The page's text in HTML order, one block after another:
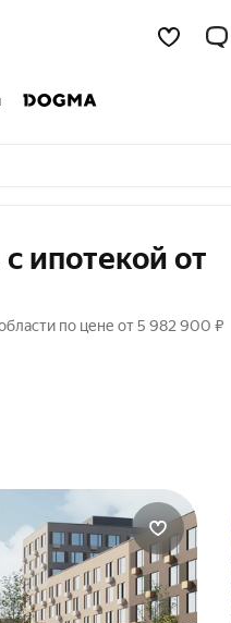
ипотекой от
по цене от 5 982 900 ₽